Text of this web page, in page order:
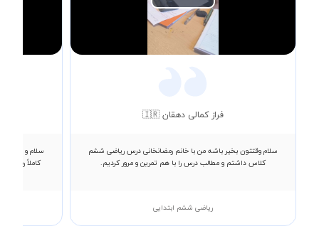
Play
Video
فراز کمالی دهقان 🇮🇷
سلام وقتتون بخیر باشه من با خانم رمضانخانی درس ریاضی ششم
کلاس داشتم و مطالب درس را با هم تمرین و مرور کردیم.
ریاضی ششم ابتدایی
سلام و عرض
کاملاً رضایت